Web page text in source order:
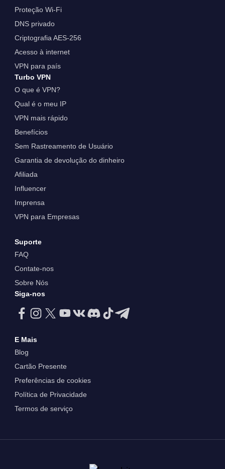
Proteção Wi-Fi
DNS privado
Criptografia AES-256
Acesso à internet
VPN para país
Turbo VPN
O que é VPN?
Qual é o meu IP
VPN mais rápido
Benefícios
Sem Rastreamento de Usuário
Garantia de devolução do dinheiro
Afiliada
Influencer
Imprensa
VPN para Empresas
Suporte
FAQ
Contate-nos
Sobre Nós
Siga-nos
E Mais
Blog
Cartão Presente
Preferências de cookies
Política de Privacidade
Termos de serviço